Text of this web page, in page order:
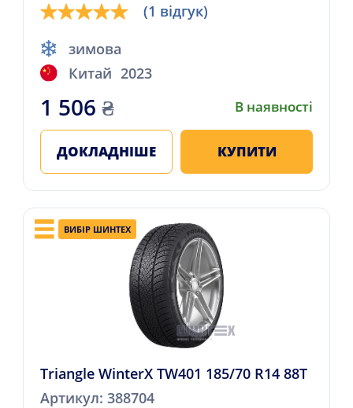
(1 відгук)
зимова
Китай 2023
1 506 ₴ В наявності
ДОКЛАДНІШЕ КУПИТИ
ВИБІР ШИНТЕХ
Triangle WinterX TW401 185/70 R14 88T
Артикул: 388704